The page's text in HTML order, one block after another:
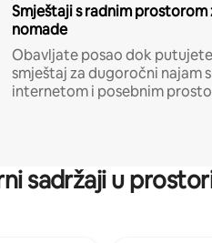
Smještaji s radnim
nomade
Obavljate posao dok
smještaj za dugoročni najam
internetom i posebnim
sadržaji u